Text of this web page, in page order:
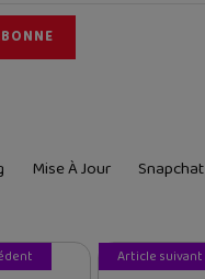
Mise À Jour
Snapchat
Article suivant